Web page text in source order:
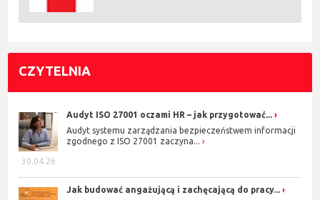
CZYTELNIA
30.04.26
Audyt ISO 27001 oczami HR – jak przygotować...
Audyt systemu zarządzania bezpieczeństwem informacji
zgodnego z ISO 27001 zaczyna...
Jak budować angażującą i zachęcającą do pracy...